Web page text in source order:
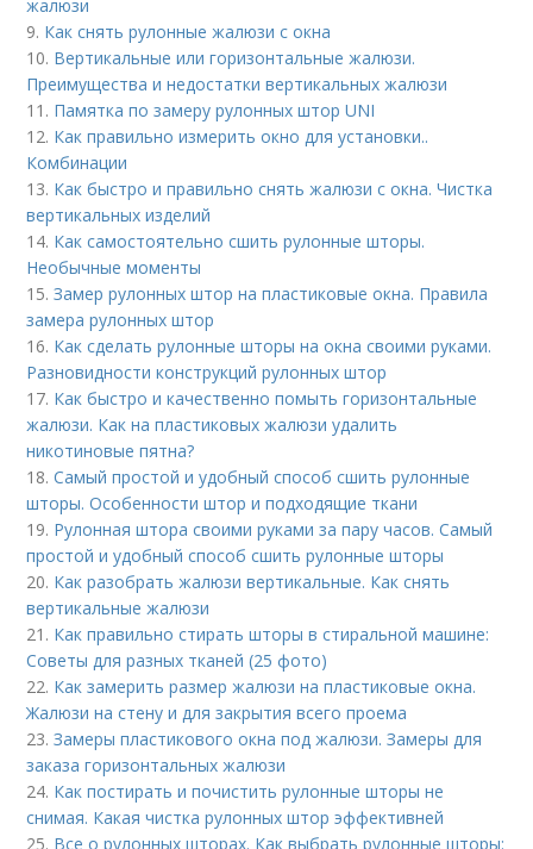
жалюзи
9. Как снять рулонные жалюзи с окна
10. Вертикальные или горизонтальные жалюзи.
Преимущества и недостатки вертикальных жалюзи
11. Памятка по замеру рулонных штор UNI
12. Как правильно измерить окно для установки..
Комбинации
13. Как быстро и правильно снять жалюзи с окна. Чистка
вертикальных изделий
14. Как самостоятельно сшить рулонные шторы.
Необычные моменты
15.Замер рулонных штор на пластиковые окна. Правила
замера рулонных штор
16. Как сделать рулонные шторы на окна своими руками.
Разновидности конструкций рулонных штор
17. Как быстро и качественно помыть горизонтальные
жалюзи. Как на пластиковых жалюзи удалить
никотиновые пятна?
18.Самый простой и удобный способ сшить рулонные
шторы. Особенности штор и подходящие ткани
19. Рулонная штора своими руками за пару часов. Самый
простой и удобный способ сшить рулонные шторы
20. Как разобрать жалюзи вертикальные. Как снять
вертикальные жалюзи
21. Как правильно стирать шторы в стиральной машине:
Советы для разных тканей (25 фото)
22. Как замерить размер жалюзи на пластиковые окна.
Жалюзи на стену и для закрытия всего проема
23.Замеры пластикового окна под жалюзи. Замеры для
заказа горизонтальных жалюзи
24. Как постирать и почистить рулонные шторы не
снимая. Какая чистка рулонных штор эффективней
25. Все о рулонных шторах. Как выбрать рулонные шторы: